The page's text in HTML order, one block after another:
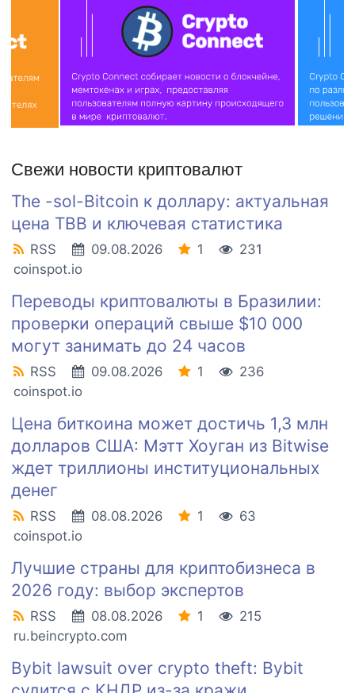
Свежи новости криптовалют
The -sol-Bitcoin к доллару: актуальная
цена TBB и ключевая статистика
RSS 09.08.2026 1
231
coinspot.io
Переводы криптовалюты в Бразилии:
проверки операций свыше $10 000
могут занимать до 24 часов
RSS 09.08.2026 1
236
coinspot.io
Цена биткоина может достичь 1,3 млн
долларов США: Мэтт Хоуган из Bitwise
ждет триллионы институциональных
денег
RSS 08.08.2026 1
63
coinspot.io
Лучшие страны для криптобизнеса в
2026 году: выбор экспертов
RSS 08.08.2026 1
215
ru.beincrypto.com
Bybit lawsuit over crypto theft: Bybit